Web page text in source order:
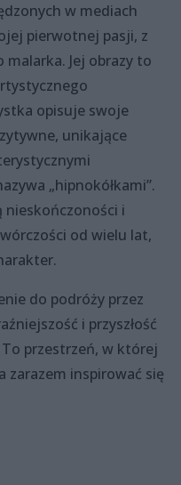
w mediach
pierwotnej pasji, z
Jej obrazy to
opisuje swoje
unikające
„hipnokółkami”.
nieskończoności i
od wielu lat,
do podróży przez
i przyszłość
przestrzeń, w której
zarazem inspirować się